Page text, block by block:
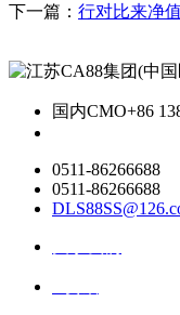
下一篇： 行对比来净
国内CMO+86
0511-86266688
0511-86266688